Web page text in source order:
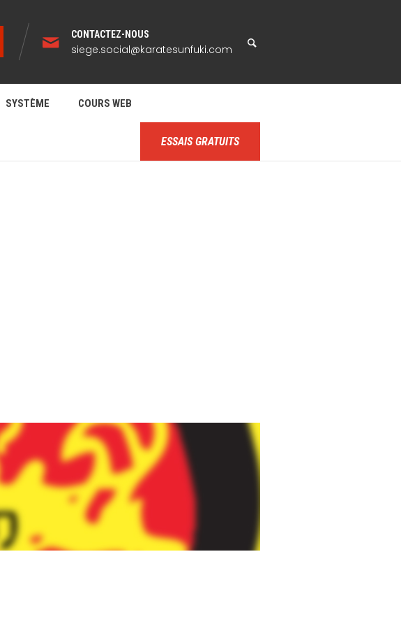
CONTACTEZ-NOUS
siege.social@karatesunfuki.com
SYSTÈME COURS WEB
ESSAIS GRATUITS